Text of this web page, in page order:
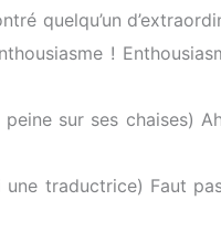
quelqu’un
!
sur ses chaises)
une traductrice) Faut